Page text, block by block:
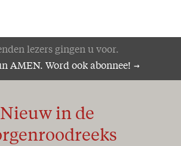
lezers gingen u voor.
AMEN. Word ook abonnee!
Nieuw in de